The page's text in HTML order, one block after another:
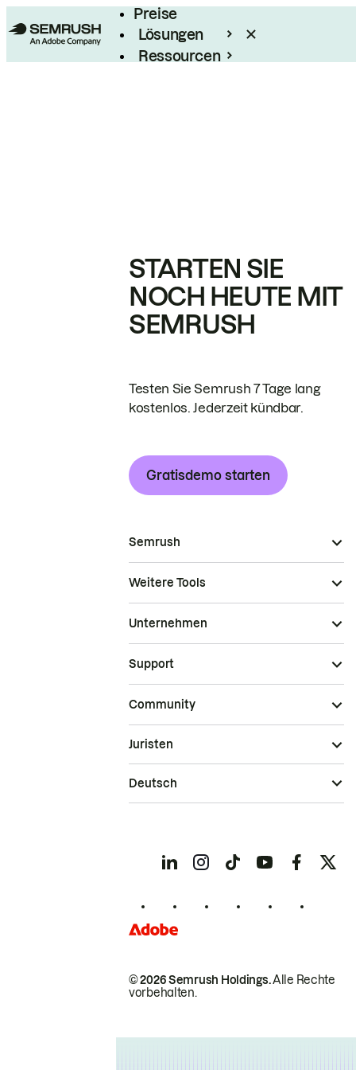
Preise
Lösungen
Ressourcen
STARTEN SIE
NOCH HEUTE MIT
SEMRUSH
Testen Sie Semrush 7 Tage lang
kostenlos. Jederzeit kündbar.
Gratisdemo starten
Semrush
Weitere Tools
Unternehmen
Support
Community
© 2026 Semrush Holdings.Alle Rechte
vorbehalten.
Juristen
Deutsch